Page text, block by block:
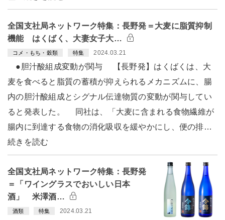
全国支社局ネットワーク特集：長野発＝大麦に脂質抑制
機能 はくばく、大妻女子大…
コメ・もち・穀類 特集 2024.03.21
●胆汁酸組成変動が関与 【長野発】はくばくは、大
麦を食べると脂質の蓄積が抑えられるメカニズムに、腸
内の胆汁酸組成とシグナル伝達物質の変動が関与してい
ると発表した。 同社は、「大麦に含まれる食物繊維が
腸内に到達する食物の消化吸収を緩やかにし、便の排…
続きを読む
全国支社局ネットワーク特集：長野発
＝「ワイングラスでおいしい日本
酒」 米澤酒…
酒類 特集 2024.03.21